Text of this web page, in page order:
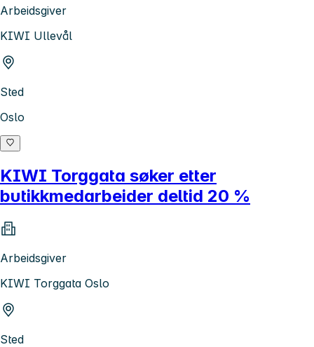
Arbeidsgiver
KIWI Ullevål
Sted
Oslo
KIWI Torggata søker etter
butikkmedarbeider deltid 20 %
Arbeidsgiver
KIWI Torggata Oslo
Sted